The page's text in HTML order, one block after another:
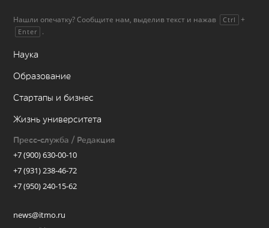
Нашли опечатку? Сообщите нам, выделив текст и нажав Ctrl +
Enter .
Наука
Образование
Стартапы и бизнес
Жизнь университета
Пресс-служба / Редакция
+7 (900) 630-00-10
+7 (931) 238-46-72
+7 (950) 240-15-62
news@itmo.ru